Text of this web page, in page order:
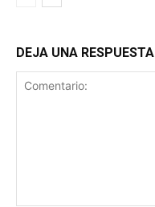
DEJA UNA RESPUESTA